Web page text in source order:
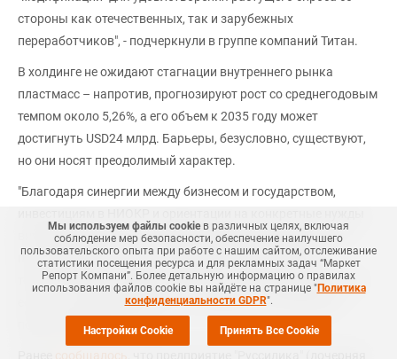
стороны как отечественных, так и зарубежных
переработчиков", - подчеркнули в группе компаний Титан.
В холдинге не ожидают стагнации внутреннего рынка
пластмасс – напротив, прогнозируют рост со среднегодовым
темпом около 5,26%, а его объем к 2035 году может
достигнуть USD24 млрд. Барьеры, безусловно, существуют,
но они носят преодолимый характер.
"Благодаря синергии между бизнесом и государством,
внутреннего рынка, российская полимерная отрасль не
просто вернется к росту, а перейдет на новую, более
технологичную и самостоятельную стадию развития. У нас
есть все основания смотреть в будущее с оптимизмом", -
подытожили в ГК Титан.
сообщалось
Мы используем файлы cookieв различных целях, включая
соблюдение мер безопасности, обеспечение наилучшего
пользовательского опыта при работе с нашим сайтом, отслеживание
статистики посещения ресурса и для рекламных задач “Маркет
Репорт Компани”. Более детальную информацию о правилах
использования файлов cookie вы найдёте на странице "Политика
конфиденциальности GDPR".
Настройки Cookie Принять Все Cookie